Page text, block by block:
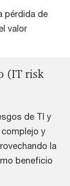
pérdida de
valor
(IT risk
de TI y
y
la
beneficio